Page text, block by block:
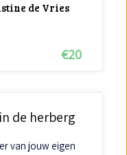
de Vries
€20
de herberg
van jouw eigen